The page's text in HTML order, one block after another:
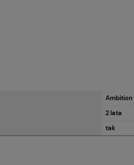
Ambition
2 lata
tak